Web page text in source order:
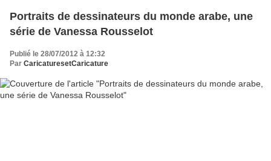
Portraits de dessinateurs du monde arabe, une
série de Vanessa Rousselot
Publié le 28/07/2012 à 12:32
Par CaricaturesetCaricature